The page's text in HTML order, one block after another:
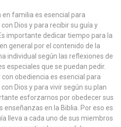
en familia es esencial para
Dios y para recibir su guía y
importante dedicar tiempo para la
general por el contenido de la
individual según las reflexiones de
especiales que se puedan pedir.
con obediencia es esencial para
Dios y para vivir según su plan
esforzarnos por obedecer sus
en la Biblia. Por eso es
lleva a cada uno de sus miembros